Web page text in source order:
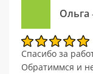
Ольга
Спасибо за
Обратиммся и